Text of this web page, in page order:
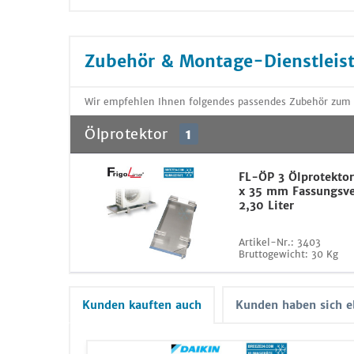
Zubehör & Montage-
Wir empfehlen Ihnen folgendes passendes Zubehör
Ölprotektor 1
FL-ÖP 3
x 35 mm
2,30 Liter
Artikel-Nr.: 3403
Bruttogewicht: 30 Kg
Kunden kauften auch Kunden haben sich